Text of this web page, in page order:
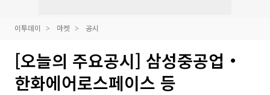
이투데이 마켓 공시
[오늘의 주요공시] 삼성중공업‧
한화에어로스페이스 등